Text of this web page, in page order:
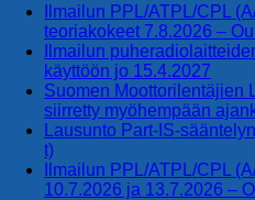
Ilmailun PPL/ATPL/CPL
teoriakokeet 7.8.2026 –
Ilmailun
käyttöön jo 15.4.2027
Suomen Moottorilentäjien
siirretty myöhempään
Lausunto
t)
Ilmailun PPL/ATPL/CPL
10.7.2026 ja 13.7.2026 –